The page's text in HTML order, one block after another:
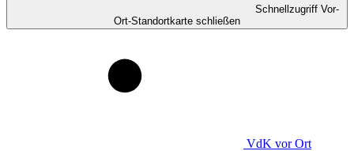
Schnellzugriff Vor-
Ort-Standortkarte schließen
VdK vor Ort